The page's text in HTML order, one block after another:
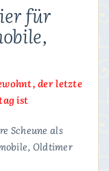
für
der letzte
ist
Scheune als
Oldtimer